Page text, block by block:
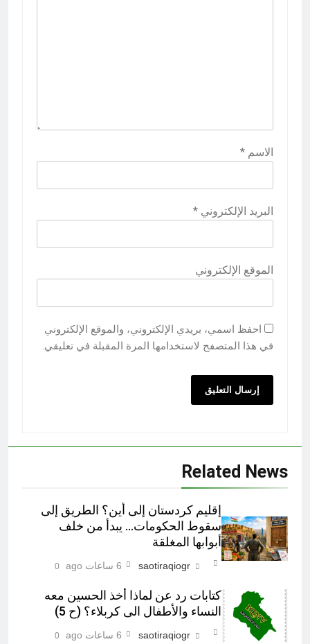
الاسم *
البريد الإلكتروني *
الموقع الإلكتروني
احفظ اسمي، بريدي الإلكتروني، والموقع الإلكتروني
في هذا المتصفح لاستخدامها المرة المقبلة في تعليقي.
Related News
إقليم كردستان إلى أين؟ الطريق إلى
سقوط الحكومات… يبدأ من خلف
أبوابها المغلقة
saotiraqiogr 6 ساعات ago 0
كتابات رد عن لماذا أخذ الحسين معه
النساء والأطفال الى كربلاء؟ (ح 5)
saotiraqiogr 6 ساعات ago 0